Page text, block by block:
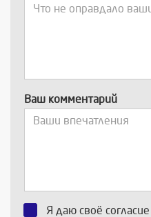
Ваш комментарий
Я даю своё